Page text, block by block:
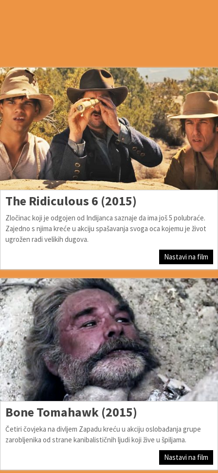
The Ridiculous 6 (2015)
Zločinac koji je odgojen od Indijanca saznaje da ima još 5 polubraće.
Zajedno s njima kreće u akciju spašavanja svoga oca kojemu je život
ugrožen radi velikih dugova.
Nastavi na film
Bone Tomahawk (2015)
Četiri čovjeka na divljem Zapadu kreću u akciju oslobađanja grupe
zarobljenika od strane kanibalističnih ljudi koji žive u špiljama.
Nastavi na film